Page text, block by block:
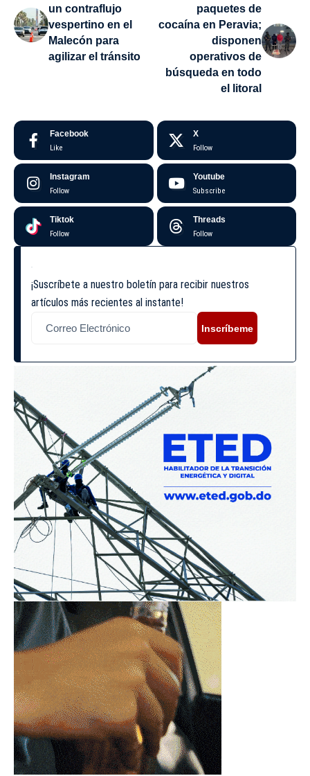
un contraflujo
vespertino en el
Malecón para
agilizar el tránsito
paquetes de
cocaína en Peravia;
disponen
operativos de
búsqueda en todo
el litoral
Facebook
Like
X
Follow
Instagram
Follow
Youtube
Subscribe
Tiktok
Follow
Threads
Follow
¡Suscríbete a nuestro boletín para recibir nuestros
artículos más recientes al instante!
Inscríbeme